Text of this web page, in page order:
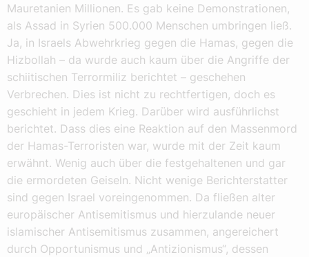
Mauretanien Millionen. Es gab keine Demonstrationen,
als Assad in Syrien 500.000 Menschen umbringen ließ.
Ja, in Israels Abwehrkrieg gegen die Hamas, gegen die
Hizbollah – da wurde auch kaum über die Angriffe der
schiitischen Terrormiliz berichtet – geschehen
Verbrechen. Dies ist nicht zu rechtfertigen, doch es
geschieht in jedem Krieg. Darüber wird ausführlichst
berichtet. Dass dies eine Reaktion auf den Massenmord
der Hamas-Terroristen war, wurde mit der Zeit kaum
erwähnt. Wenig auch über die festgehaltenen und gar
die ermordeten Geiseln. Nicht wenige Berichterstatter
sind gegen Israel voreingenommen. Da fließen alter
europäischer Antisemitismus und hierzulande neuer
islamischer Antisemitismus zusammen, angereichert
durch Opportunismus und „Antizionismus“, dessen